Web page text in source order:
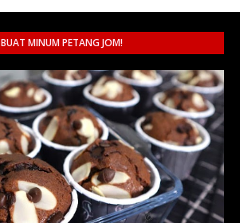
BUAT MINUM PETANG JOM!